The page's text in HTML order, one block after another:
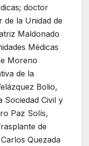
doctor
de la Unidad de
Maldonado
Médicas
Moreno
de la
Bolio,
Sociedad Civil y
Paz Solís,
de
Quezada